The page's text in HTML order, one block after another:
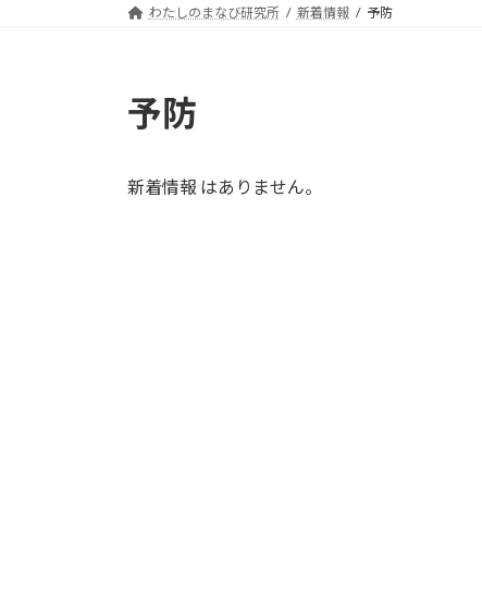
わたしのまなび研究所 新着情報 予防
予防
新着情報 はありません。